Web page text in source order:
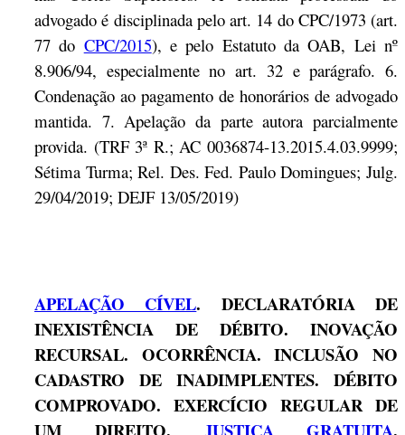
advogado é disciplinada pelo art. 14 do CPC/1973 (art.
77 do CPC/2015), e pelo Estatuto da OAB, Lei nº
8.906/94, especialmente no art. 32 e parágrafo. 6.
Condenação ao pagamento de honorários de advogado
mantida. 7. Apelação da parte autora parcialmente
provida. (TRF 3ª R.; AC 0036874-13.2015.4.03.9999;
Sétima Turma; Rel. Des. Fed. Paulo Domingues; Julg.
29/04/2019; DEJF 13/05/2019)
APELAÇÃO CÍVEL. DECLARATÓRIA DE
INEXISTÊNCIA DE DÉBITO. INOVAÇÃO
RECURSAL. OCORRÊNCIA. INCLUSÃO NO
CADASTRO DE INADIMPLENTES. DÉBITO
COMPROVADO. EXERCÍCIO REGULAR DE
UM DIREITO. JUSTIÇA GRATUITA.